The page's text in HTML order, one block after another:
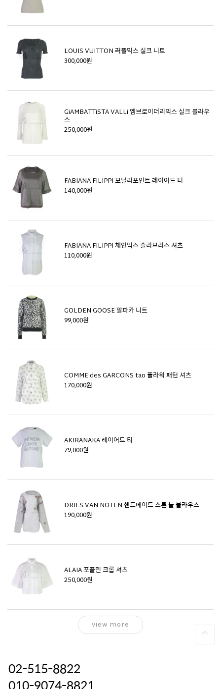
LOUIS VUITTON 러플믹스 실크 니트
300,000원
GiAMBATTiSTA VALLi 엠브로이더리믹스 실크 블라우
스
250,000원
FABIANA FILIPPI 모닐리포인트 레이어드 티
140,000원
FABIANA FILIPPI 체인믹스 슬리브리스 셔츠
110,000원
GOLDEN GOOSE 알파카 니트
99,000원
COMME des GARCONS tao 플라워 패턴 셔츠
170,000원
AKIRANAKA 레이어드 티
79,000원
DRIES VAN NOTEN 핸드메이드 스톤 튤 블라우스
190,000원
ALAIA 포플린 크롭 셔츠
250,000원
view more
02-515-8822
010-9074-8821